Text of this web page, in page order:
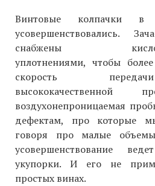
Винтовые колпачки в
усовершенствовались.
снабжены
уплотнениями, чтобы
скорость
высококачественной
воздухонепроницаемая
дефектам, про которые
говоря про малые
усовершенствование
укупорки. И его не
простых винах.